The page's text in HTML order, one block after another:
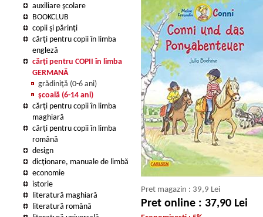
auxiliare şcolare
BOOKCLUB
copii şi părinţi
cărţi pentru copii în limba
engleză
cărţi pentru COPII în limba
GERMANĂ
grădiniţă (0-6 ani)
şcoală (6-14 ani)
cărţi pentru copii în limba
maghiară
cărţi pentru copii în limba
română
design
dicţionare, manuale de limbă
economie
istorie
literatură maghiară
literatură română
Pret magazin : 39,9 Lei
Pret online : 37,90 Lei